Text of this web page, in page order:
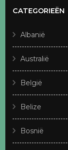
CATEGORIEËN
Albanië
Australië
België
Belize
Bosnië